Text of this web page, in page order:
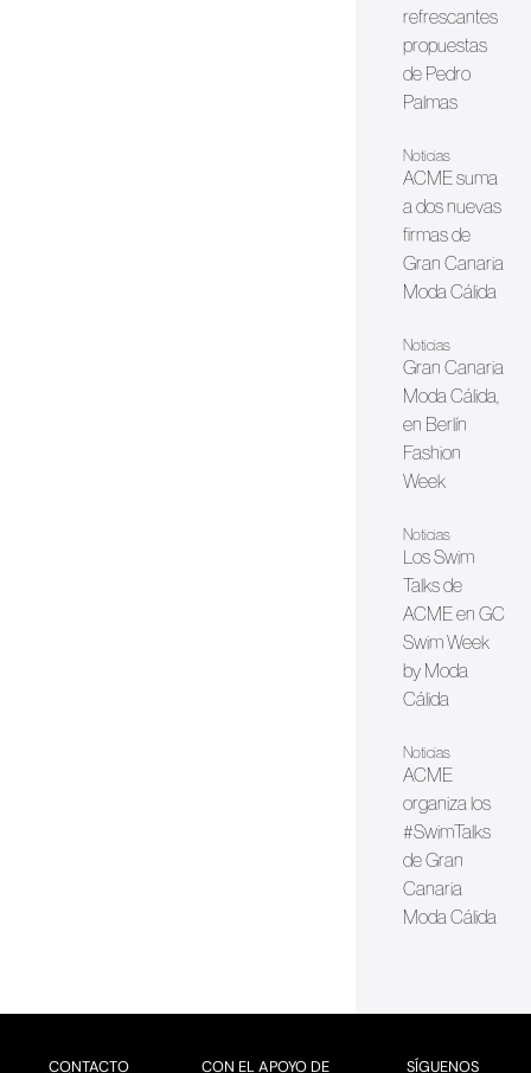
refrescantes
propuestas
de Pedro
Palmas
Noticias
ACME suma
a dos nuevas
firmas de
Gran Canaria
Moda Cálida
Noticias
Gran Canaria
Moda Cálida,
en Berlín
Fashion
Week
Noticias
Los Swim
Talks de
ACME en GC
Swim Week
by Moda
Cálida
Noticias
ACME
organiza los
#SwimTalks
de Gran
Canaria
Moda Cálida
CONTACTO CON EL APOYO DE SÍGUENOS